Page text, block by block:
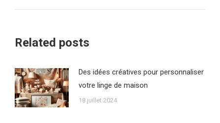
:
Related posts
Des idées créatives pour personnaliser
votre linge de maison
18 juillet 2024